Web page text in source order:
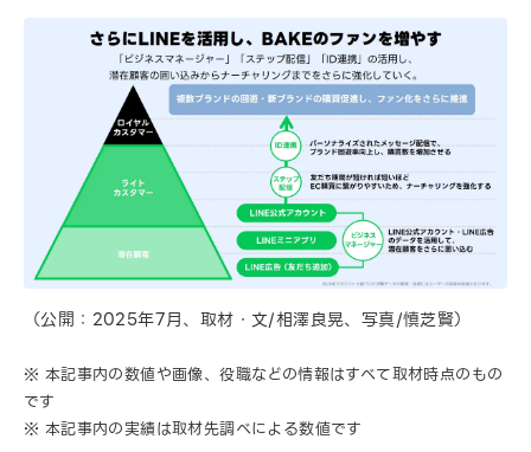
（公開：2025年7月、取材・文/相澤良晃、写真/慎芝賢）
※ 本記事内の数値や画像、役職などの情報はすべて取材時点のもの
です
※ 本記事内の実績は取材先調べによる数値です